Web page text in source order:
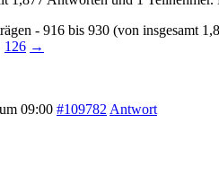
- 916 bis 930 (von insgesamt
126 →
09:00 #109782 Antwort